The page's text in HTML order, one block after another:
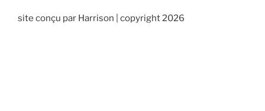
site conçu par Harrison | copyright 2026